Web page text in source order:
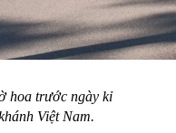
hoa trước ngày kỉ
Việt Nam.